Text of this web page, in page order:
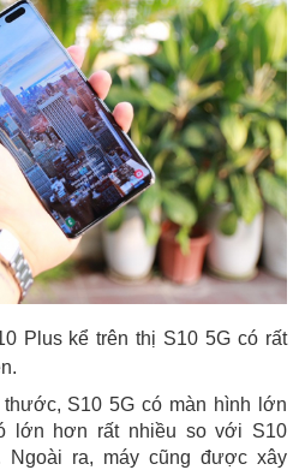
Plus kể trên thị S10 5G có rất
S10 5G có màn hình lớn
lớn hơn rất nhiều so với S10
Ngoài ra, máy cũng được xây